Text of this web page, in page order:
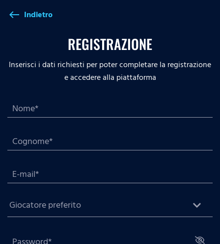
west Indietro
REGISTRAZIONE
Inserisci i dati richiesti per poter completare la registrazione
e accedere alla piattaforma